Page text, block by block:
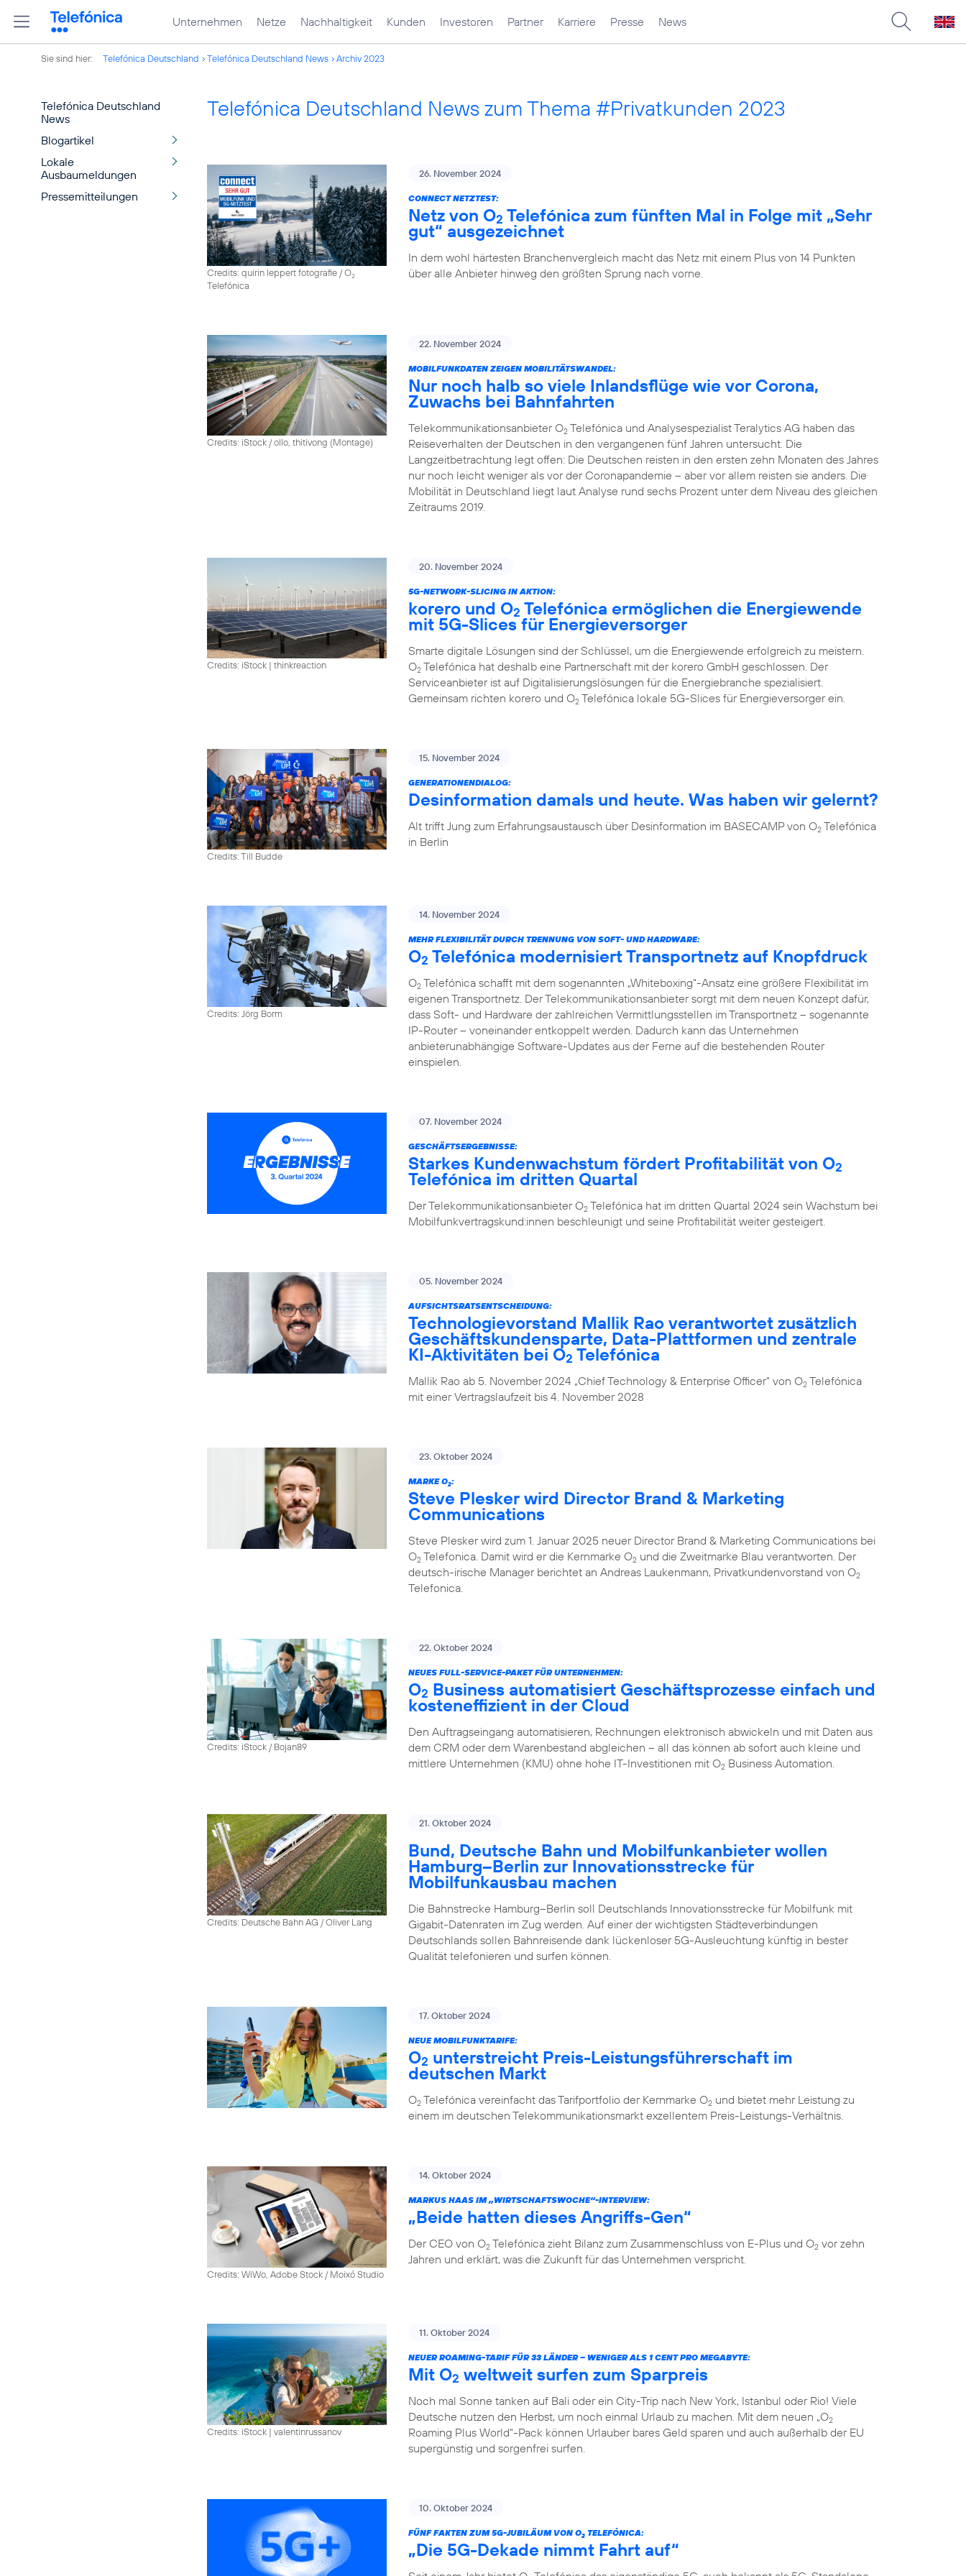
Unternehmen Netze Nachhaltigkeit Kunden Investoren Partner Karriere Presse News
Sie sind hier: Telefónica Deutschland Telefónica Deutschland News Archiv 2023
Telefónica Deutschland
News
Blogartikel
Lokale
Ausbaumeldungen
Pressemitteilungen
Telefónica Deutschland News zum Thema #Privatkunden 2023
Credits: quirin leppert fotografie / O2
Telefónica
26. November 2024
CONNECT NETZTEST:
Netz von O2 Telefónica zum fünften Mal in Folge mit „Sehr
gut“ ausgezeichnet
In dem wohl härtesten Branchenvergleich macht das Netz mit einem Plus von 14 Punkten
über alle Anbieter hinweg den größten Sprung nach vorne.
Credits: iStock / ollo, thitivong (Montage)
22. November 2024
MOBILFUNKDATEN ZEIGEN MOBILITÄTSWANDEL:
Nur noch halb so viele Inlandsflüge wie vor Corona,
Zuwachs bei Bahnfahrten
Telekommunikationsanbieter O2 Telefónica und Analysespezialist Teralytics AG haben das
Reiseverhalten der Deutschen in den vergangenen fünf Jahren untersucht. Die
Langzeitbetrachtung legt offen: Die Deutschen reisten in den ersten zehn Monaten des Jahres
nur noch leicht weniger als vor der Coronapandemie – aber vor allem reisten sie anders. Die
Mobilität in Deutschland liegt laut Analyse rund sechs Prozent unter dem Niveau des gleichen
Zeitraums 2019.
Credits: iStock | thinkreaction
20. November 2024
5G-NETWORK-SLICING IN AKTION:
korero und O2 Telefónica ermöglichen die Energiewende
mit 5G-Slices für Energieversorger
Smarte digitale Lösungen sind der Schlüssel, um die Energiewende erfolgreich zu meistern.
O2 Telefónica hat deshalb eine Partnerschaft mit der korero GmbH geschlossen. Der
Serviceanbieter ist auf Digitalisierungslösungen für die Energiebranche spezialisiert.
Gemeinsam richten korero und O2 Telefónica lokale 5G-Slices für Energieversorger ein.
Credits: Till Budde
15. November 2024
GENERATIONENDIALOG:
Desinformation damals und heute. Was haben wir gelernt?
Alt trifft Jung zum Erfahrungsaustausch über Desinformation im BASECAMP von O2 Telefónica
in Berlin
Credits: Jörg Borm
14. November 2024
MEHR FLEXIBILITÄT DURCH TRENNUNG VON SOFT- UND HARDWARE:
O2 Telefónica modernisiert Transportnetz auf Knopfdruck
O2 Telefónica schafft mit dem sogenannten „Whiteboxing“-Ansatz eine größere Flexibilität im
eigenen Transportnetz. Der Telekommunikationsanbieter sorgt mit dem neuen Konzept dafür,
dass Soft- und Hardware der zahlreichen Vermittlungsstellen im Transportnetz – sogenannte
IP-Router – voneinander entkoppelt werden. Dadurch kann das Unternehmen
anbieterunabhängige Software-Updates aus der Ferne auf die bestehenden Router
einspielen.
07. November 2024
GESCHÄFTSERGEBNISSE:
Starkes Kundenwachstum fördert Profitabilität von O2
Telefónica im dritten Quartal
Der Telekommunikationsanbieter O2 Telefónica hat im dritten Quartal 2024 sein Wachstum bei
Mobilfunkvertragskund:innen beschleunigt und seine Profitabilität weiter gesteigert.
05. November 2024
AUFSICHTSRATSENTSCHEIDUNG:
Technologievorstand Mallik Rao verantwortet zusätzlich
Geschäftskundensparte, Data-Plattformen und zentrale
KI-Aktivitäten bei O2 Telefónica
Mallik Rao ab 5. November 2024 „Chief Technology & Enterprise Officer” von O2 Telefónica
mit einer Vertragslaufzeit bis 4. November 2028
23. Oktober 2024
MARKE O2:
Steve Plesker wird Director Brand & Marketing
Communications
Steve Plesker wird zum 1. Januar 2025 neuer Director Brand & Marketing Communications bei
O2 Telefonica. Damit wird er die Kernmarke O2 und die Zweitmarke Blau verantworten. Der
deutsch-irische Manager berichtet an Andreas Laukenmann, Privatkundenvorstand von O2
Telefonica.
Credits: iStock / Bojan89
22. Oktober 2024
NEUES FULL-SERVICE-PAKET FÜR UNTERNEHMEN:
O2 Business automatisiert Geschäftsprozesse einfach und
kosteneffizient in der Cloud
Den Auftragseingang automatisieren, Rechnungen elektronisch abwickeln und mit Daten aus
dem CRM oder dem Warenbestand abgleichen – all das können ab sofort auch kleine und
mittlere Unternehmen (KMU) ohne hohe IT-Investitionen mit O2 Business Automation.
Credits: Deutsche Bahn AG / Oliver Lang
21. Oktober 2024
Bund, Deutsche Bahn und Mobilfunkanbieter wollen
Hamburg–Berlin zur Innovationsstrecke für
Mobilfunkausbau machen
Die Bahnstrecke Hamburg–Berlin soll Deutschlands Innovationsstrecke für Mobilfunk mit
Gigabit-Datenraten im Zug werden. Auf einer der wichtigsten Städteverbindungen
Deutschlands sollen Bahnreisende dank lückenloser 5G-Ausleuchtung künftig in bester
Qualität telefonieren und surfen können.
17. Oktober 2024
NEUE MOBILFUNKTARIFE:
O2 unterstreicht Preis-Leistungsführerschaft im
deutschen Markt
O2 Telefónica vereinfacht das Tarifportfolio der Kernmarke O2 und bietet mehr Leistung zu
einem im deutschen Telekommunikationsmarkt exzellentem Preis-Leistungs-Verhältnis.
Credits: WiWo, Adobe Stock / Moixó Studio
14. Oktober 2024
MARKUS HAAS IM „WIRTSCHAFTSWOCHE“-INTERVIEW:
„Beide hatten dieses Angriffs-Gen“
Der CEO von O2 Telefónica zieht Bilanz zum Zusammenschluss von E-Plus und O2 vor zehn
Jahren und erklärt, was die Zukunft für das Unternehmen verspricht.
Credits: iStock | valentinrussanov
11. Oktober 2024
NEUER ROAMING-TARIF FÜR 33 LÄNDER – WENIGER ALS 1 CENT PRO MEGABYTE:
Mit O2 weltweit surfen zum Sparpreis
Noch mal Sonne tanken auf Bali oder ein City-Trip nach New York, Istanbul oder Rio! Viele
Deutsche nutzen den Herbst, um noch einmal Urlaub zu machen. Mit dem neuen „O2
Roaming Plus World“-Pack können Urlauber bares Geld sparen und auch außerhalb der EU
supergünstig und sorgenfrei surfen.
10. Oktober 2024
FÜNF FAKTEN ZUM 5G-JUBILÄUM VON O2 TELEFÓNICA:
„Die 5G-Dekade nimmt Fahrt auf“